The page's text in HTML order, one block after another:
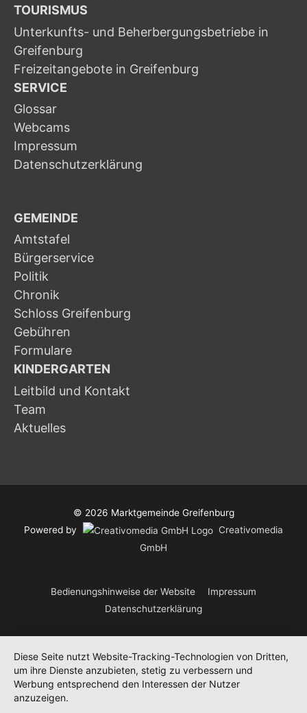
TOURISMUS
Unterkunfts- und Beherbergungsbetriebe in
Greifenburg
Freizeitangebote in Greifenburg
SERVICE
Glossar
Webcams
Impressum
Datenschutzerklärung
GEMEINDE
Amtstafel
Bürgerservice
Politik
Chronik
Schloss Greifenburg
Gebühren
Formulare
KINDERGARTEN
Leitbild und Kontakt
Team
Aktuelles
© 2026 Marktgemeinde Greifenburg
Powered by
Creativomedia
GmbH
Bedienungshinweise der Website
Impressum
Datenschutzerklärung
Diese Seite nutzt Website-Tracking-Technologien von Dritten,
um ihre Dienste anzubieten, stetig zu verbessern und
Werbung entsprechend den Interessen der Nutzer
anzuzeigen.